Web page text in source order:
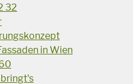
32
in Wien